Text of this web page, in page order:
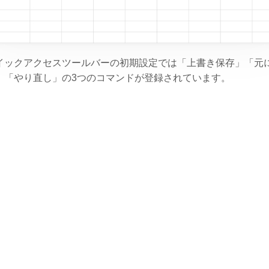
ックアクセスツールバーの初期設定では「上書き保存」「元
「やり直し」の3つのコマンドが登録されています。